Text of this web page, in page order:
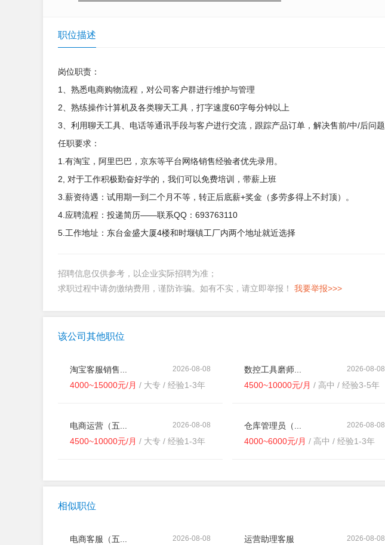
职位描述
岗位职责：
1、熟悉电商购物流程，对公司客户群进行维护与管理
2、熟练操作计算机及各类聊天工具，打字速度60字每分钟以上
3、利用聊天工具、电话等通讯手段与客户进行交流，跟踪产品订单，解决售前/中/后问题
任职要求：
1.有淘宝，阿里巴巴，京东等平台网络销售经验者优先录用。
2, 对于工作积极勤奋好学的，我们可以免费培训，带薪上班
3.薪资待遇：试用期一到二个月不等，转正后底薪+奖金（多劳多得上不封顶）。
4.应聘流程：投递简历——联系QQ：693763110
5.工作地址：东台金盛大厦4楼和时堰镇工厂内两个地址就近选择
招聘信息仅供参考，以企业实际招聘为准；
求职过程中请勿缴纳费用，谨防诈骗。如有不实，请立即举报！ 我要举报>>>
该公司其他职位
2026-08-08
淘宝客服销售...
4000~15000元/月 / 大专 / 经验1-3年
2026-08-08
数控工具磨师...
4500~10000元/月 / 高中 / 经验3-5年
2026-08-08
电商运营（五...
4500~10000元/月 / 大专 / 经验1-3年
2026-08-08
仓库管理员（...
4000~6000元/月 / 高中 / 经验1-3年
相似职位
2026-08-08
电商客服（五... 2026-08-08
运营助理客服